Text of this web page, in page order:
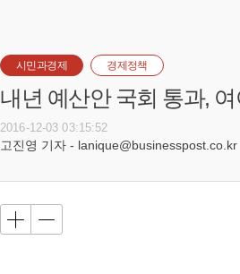
시민과경제 경제정책
내년 예산안 국회 통과,
2016-12-03 03:15:52
고진영 기자 - lanique@businesspost.co.kr